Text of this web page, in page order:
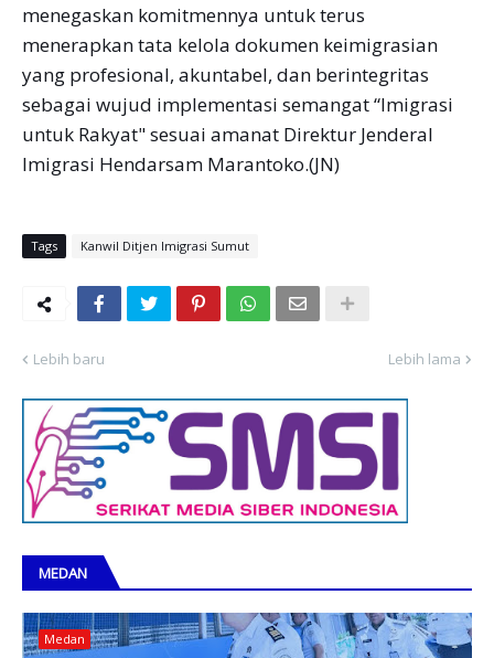
menegaskan komitmennya untuk terus
menerapkan tata kelola dokumen keimigrasian
yang profesional, akuntabel, dan berintegritas
sebagai wujud implementasi semangat “Imigrasi
untuk Rakyat" sesuai amanat Direktur Jenderal
Imigrasi Hendarsam Marantoko.(JN)
Tags Kanwil Ditjen Imigrasi Sumut
Lebih baru Lebih lama
MEDAN
Medan